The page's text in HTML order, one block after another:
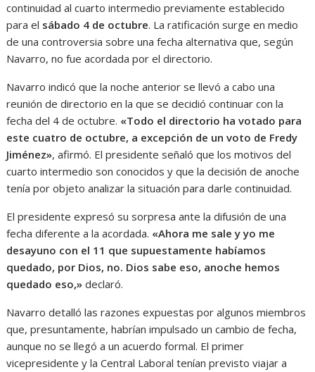
continuidad al cuarto intermedio previamente establecido
para el sábado 4 de octubre. La ratificación surge en medio
de una controversia sobre una fecha alternativa que, según
Navarro, no fue acordada por el directorio.
Navarro indicó que la noche anterior se llevó a cabo una
reunión de directorio en la que se decidió continuar con la
fecha del 4 de octubre. «Todo el directorio ha votado para
este cuatro de octubre, a excepción de un voto de Fredy
Jiménez», afirmó. El presidente señaló que los motivos del
cuarto intermedio son conocidos y que la decisión de anoche
tenía por objeto analizar la situación para darle continuidad.
El presidente expresó su sorpresa ante la difusión de una
fecha diferente a la acordada. «Ahora me sale y yo me
desayuno con el 11 que supuestamente habíamos
quedado, por Dios, no. Dios sabe eso, anoche hemos
quedado eso,» declaró.
Navarro detalló las razones expuestas por algunos miembros
que, presuntamente, habrían impulsado un cambio de fecha,
aunque no se llegó a un acuerdo formal. El primer
vicepresidente y la Central Laboral tenían previsto viajar a